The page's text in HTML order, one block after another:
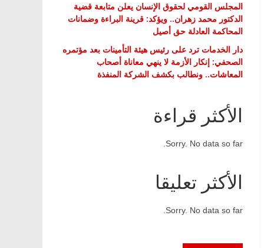
المجلس القومي لحقوق الإنسان يعلن متابعة قضية
الدكتور محمد زهران.. ويؤكد: قرينة البراءة وضمانات
المحاكمة العادلة حق أصيل
دار الخدمات ترد على رئيس هيئة التأمينات بعد مؤتمره
الصحفي: إنكار الأزمة لا ينهي معاناة أصحاب
المعاشات.. ونطالب بكشف الشركة المنفذة
الأكثر قراءة
Sorry. No data so far.
الأكثر تعليقا
Sorry. No data so far.